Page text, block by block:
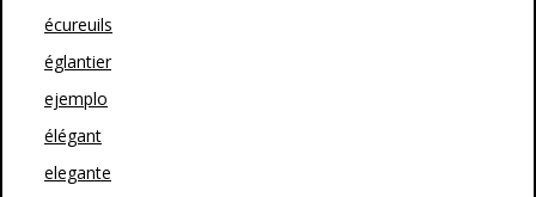
écureuils
églantier
ejemplo
élégant
elegante